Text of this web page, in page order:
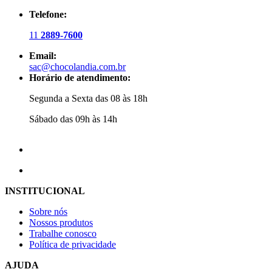
Telefone:
11 2889-7600
Email:
sac@chocolandia.com.br
Horário de atendimento:
Segunda a Sexta das 08 às 18h
Sábado das 09h às 14h
INSTITUCIONAL
Sobre nós
Nossos produtos
Trabalhe conosco
Política de privacidade
AJUDA